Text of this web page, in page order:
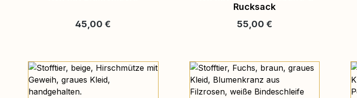
Regulärer Preis:
45,00 €
Rucksack
Regulärer Preis:
55,00 €